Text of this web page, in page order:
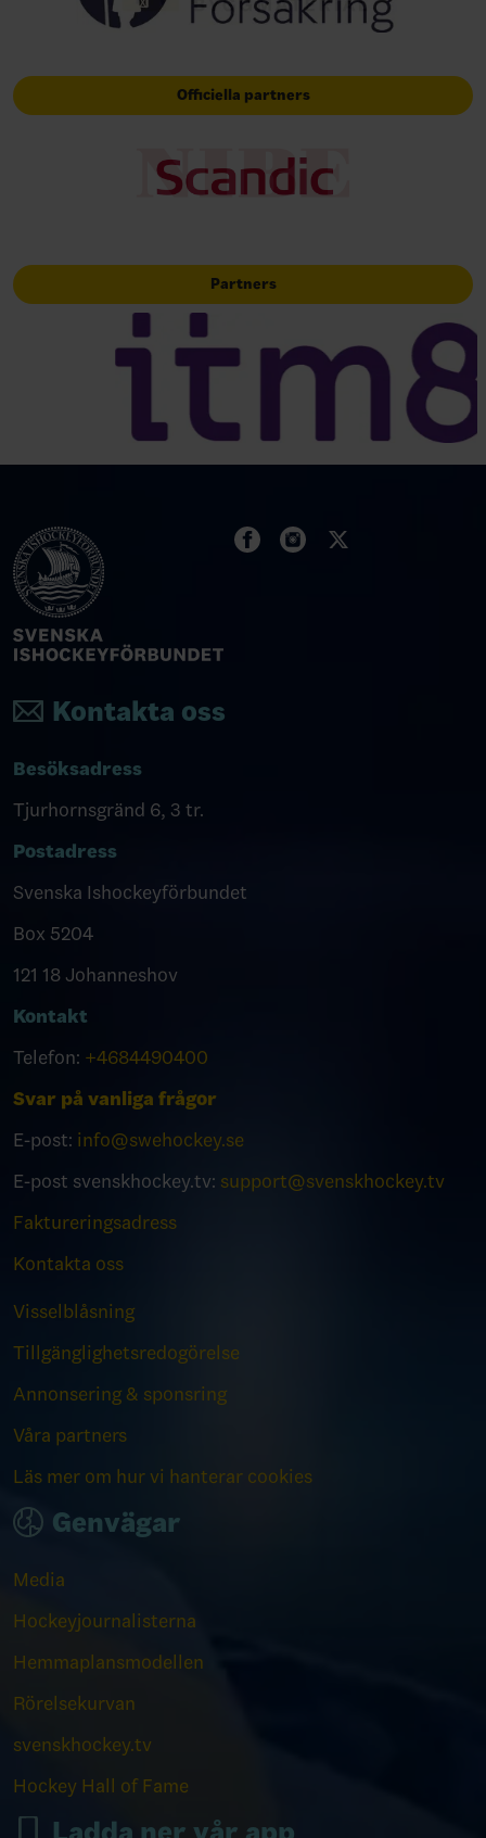
Officiella partners
Partners
Kontakta oss
Besöksadress
Tjurhornsgränd 6, 3 tr.
Postadress
Svenska Ishockeyförbundet
Box 5204
121 18 Johanneshov
Kontakt
Telefon: +4684490400
Svar på vanliga frågor
E-post: info@swehockey.se
E-post svenskhockey.tv: support@svenskhockey.tv
Faktureringsadress
Kontakta oss
Visselblåsning
Tillgänglighetsredogörelse
Annonsering & sponsring
Våra partners
Läs mer om hur vi hanterar cookies
Genvägar
Media
Hockeyjournalisterna
Hemmaplansmodellen
Rörelsekurvan
svenskhockey.tv
Hockey Hall of Fame